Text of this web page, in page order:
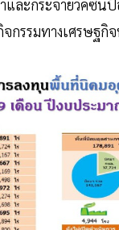
และกระจายวัคซีน
กรรมทางเศรษฐ